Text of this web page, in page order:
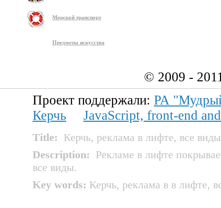
Морской транспорт
Предметы искусства
© 2009 -
Проект поддержали: РА
Керчь
JavaScript, front-end
Title: Керчь, реклама в лифте, все
Description: Рекламе в лифте
все виды.
Key words: Керчь, реклама в в лифте,